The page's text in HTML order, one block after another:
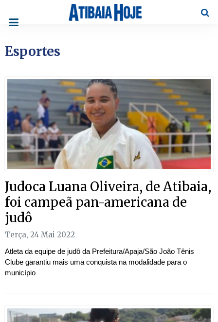
Esportes
Judoca Luana Oliveira, de Atibaia,
foi campeã pan-americana de
judô
Terça, 24 Mai 2022
Atleta da equipe de judô da Prefeitura/Apaja/São João Tênis
Clube garantiu mais uma conquista na modalidade para o
município